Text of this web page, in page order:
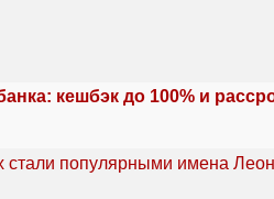
кешбэк до 100% и